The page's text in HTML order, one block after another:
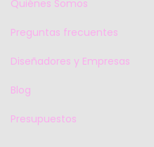
Quiénes Somos
Preguntas frecuentes
Diseñadores y Empresas
Blog
Presupuestos